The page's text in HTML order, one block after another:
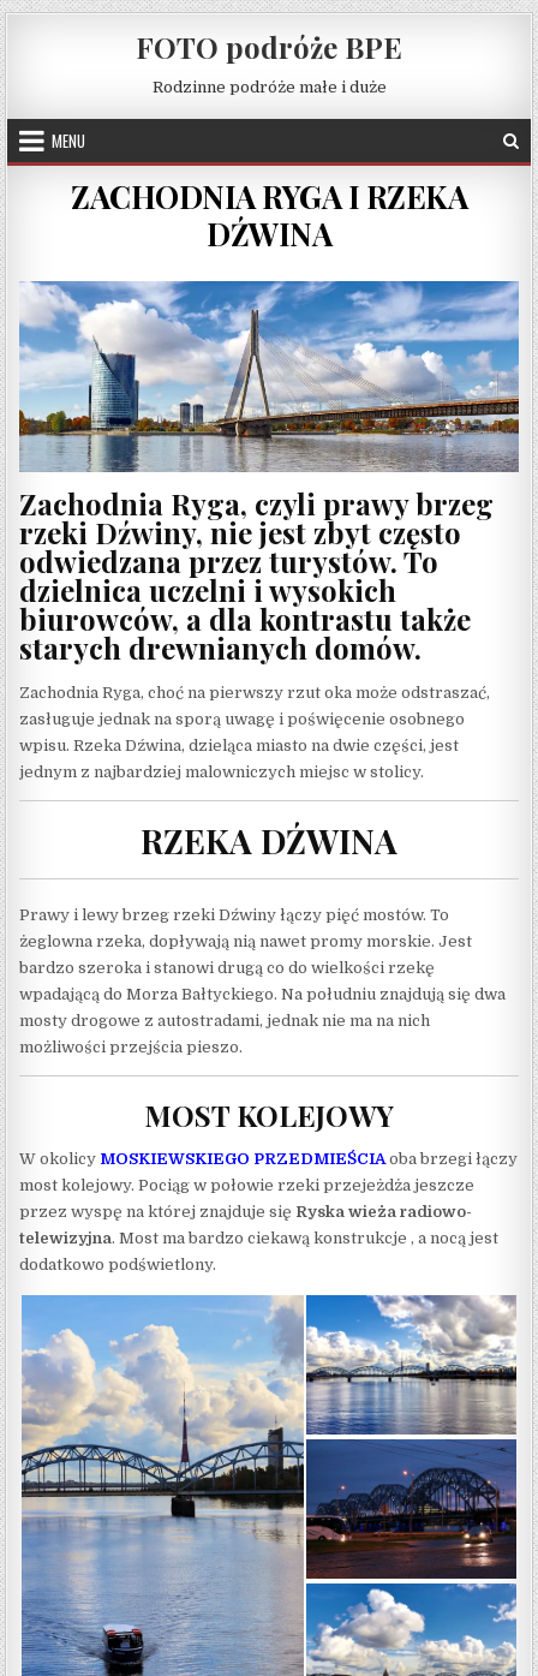
Skip to content
FOTO podróże BPE
Rodzinne podróże małe i duże
MENU
ZACHODNIA RYGA I RZEKA
DŹWINA
Zachodnia Ryga, czyli prawy brzeg
rzeki Dźwiny, nie jest zbyt często
odwiedzana przez turystów. To
dzielnica uczelni i wysokich
biurowców, a dla kontrastu także
starych drewnianych domów.
Zachodnia Ryga, choć na pierwszy rzut oka może odstraszać,
zasługuje jednak na sporą uwagę i poświęcenie osobnego
wpisu. Rzeka Dźwina, dzieląca miasto na dwie części, jest
jednym z najbardziej malowniczych miejsc w stolicy.
RZEKA DŹWINA
Prawy i lewy brzeg rzeki Dźwiny łączy pięć mostów. To
żeglowna rzeka, dopływają nią nawet promy morskie. Jest
bardzo szeroka i stanowi drugą co do wielkości rzekę
wpadającą do Morza Bałtyckiego. Na południu znajdują się dwa
mosty drogowe z autostradami, jednak nie ma na nich
możliwości przejścia pieszo.
MOST KOLEJOWY
W okolicy MOSKIEWSKIEGO PRZEDMIEŚCIAoba brzegi łączy
most kolejowy. Pociąg w połowie rzeki przejeżdża jeszcze
przez wyspę na której znajduje się Ryska wieża radiowo-
telewizyjna. Most ma bardzo ciekawą konstrukcje , a nocą jest
dodatkowo podświetlony.